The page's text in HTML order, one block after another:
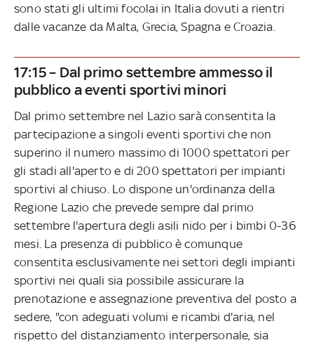
sono stati gli ultimi focolai in Italia dovuti a rientri
dalle vacanze da Malta, Grecia, Spagna e Croazia.
17:15 – Dal primo settembre ammesso il
pubblico a eventi sportivi minori
Dal primo settembre nel Lazio sarà consentita la
partecipazione a singoli eventi sportivi che non
superino il numero massimo di 1000 spettatori per
gli stadi all'aperto e di 200 spettatori per impianti
sportivi al chiuso. Lo dispone un'ordinanza della
Regione Lazio che prevede sempre dal primo
settembre l'apertura degli asili nido per i bimbi 0-36
mesi. La presenza di pubblico è comunque
consentita esclusivamente nei settori degli impianti
sportivi nei quali sia possibile assicurare la
prenotazione e assegnazione preventiva del posto a
sedere, "con adeguati volumi e ricambi d'aria, nel
rispetto del distanziamento interpersonale, sia